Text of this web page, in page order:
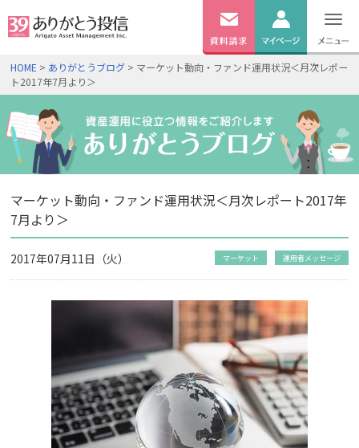
無料資料
口座開設
ログイン
HOME > ありがとうブログ > マーケット動向・ファンド運用状況＜月次レポー
ト2017年7月より＞
マーケット動向・ファンド運用状況＜月次レポート2017年
7月より＞
2017年07月11日（火） マーケット 運用者メッセージ